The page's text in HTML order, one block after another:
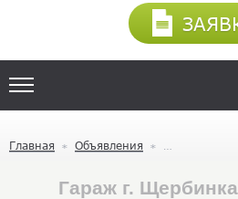
Главная Объявления
Гараж г.